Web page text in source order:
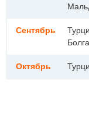
Сентябрь
Октябрь